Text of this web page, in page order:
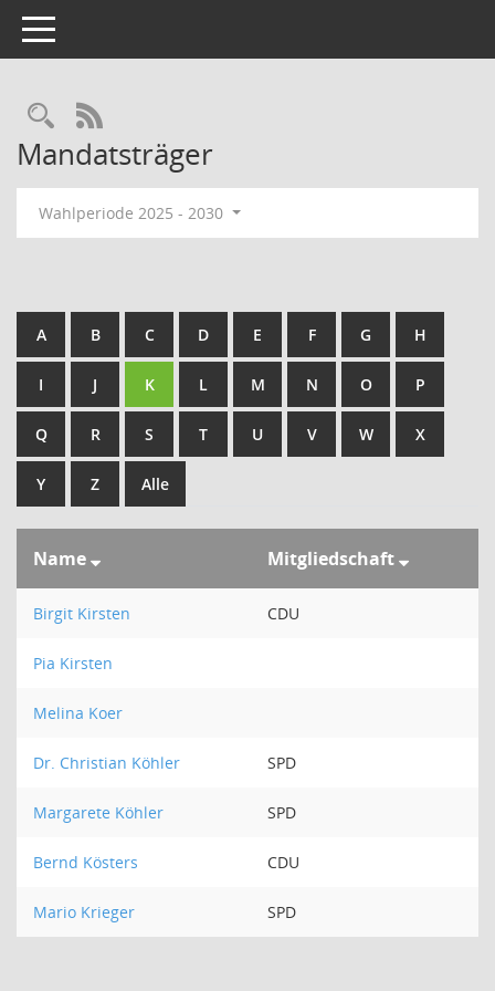
Toggle navigation
Rechercheauswahl
RSS-Feed
Mandatsträger
Wahlperiode 2025 - 2030
A B C D E F G H
I J K L M N O P
Q R S T U V W X
Y Z Alle
Name Mitgliedschaft
Birgit Kirsten CDU
Pia Kirsten
Melina Koer
Dr. Christian Köhler SPD
Margarete Köhler SPD
Bernd Kösters CDU
Mario Krieger SPD